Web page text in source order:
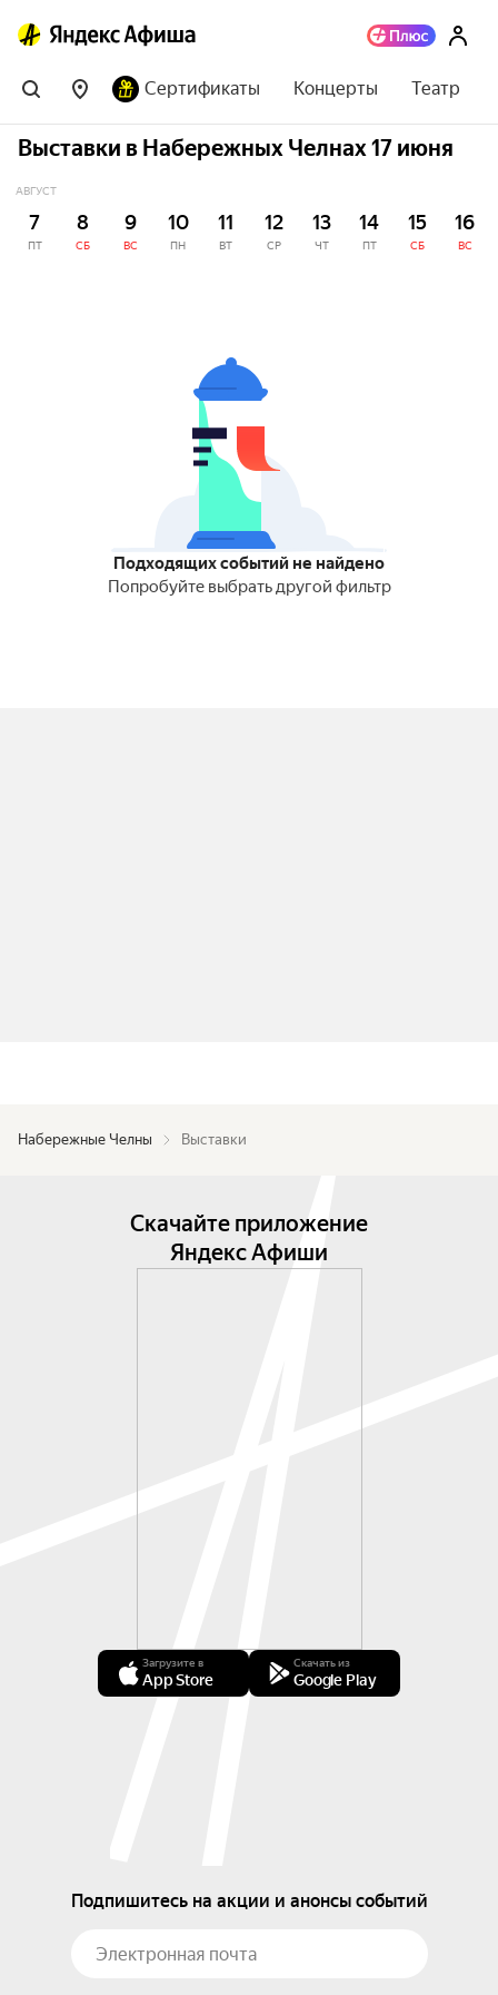
Сертификаты Концерты Театр
Выставки в Набережных Челнах 17 июня
АВГУСТ
7
ПТ
8
СБ
9
ВС
10
ПН
11
ВТ
12
СР
13
ЧТ
14
ПТ
15
СБ
16
ВС
Подходящих событий не найдено
Попробуйте выбрать другой фильтр
Набережные Челны Выставки
Скачайте приложение
Яндекс Афиши
Загрузите в
App Store
Скачать из
Google Play
Подпишитесь на акции и анонсы событий